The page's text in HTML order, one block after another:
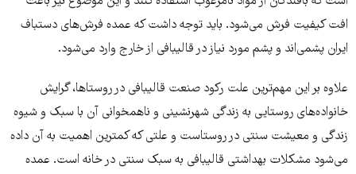
افت کیفیت فرش می‌شود. باید توجه داشت که عمده فرش‌های دستباف
ایران پشمی‌اند و پشم مورد نیاز در قالیبافی از خارج وارد می‌‌شود.
علاوه بر این مهم‌ترین علت رکود صنعت قالیبافی در روستاها، گرایش
خانواده‌های روستایی به زندگی شهرنشینی و ناهمخوانی آن با سبک و شیوه
زندگی و معیشت سنتی در روستاست و علتی که کمترین اهمیت به آن داده
می‌شود مشکلات بهداشتی قالیبافی به سبک سنتی در خانه است. عمده